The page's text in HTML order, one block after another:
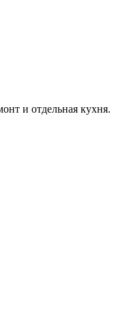
и отдельная кухня.